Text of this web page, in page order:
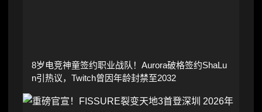
8岁电竞神童签约职业战队！Aurora破格签约ShaLu
n引热议，Twitch曾因年龄封禁至2032